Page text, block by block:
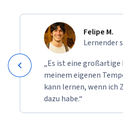
Felipe M.
Lernender
„Es ist eine großartige
meinem eigenen
kann lernen, wenn ich
dazu habe.“